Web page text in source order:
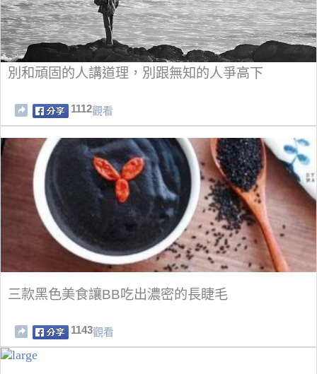
別和頑固的人講道理，別跟無知的人爭高下
1112觀看
三款黑色美食讓BB吃出濃密的長睫毛
1143觀看